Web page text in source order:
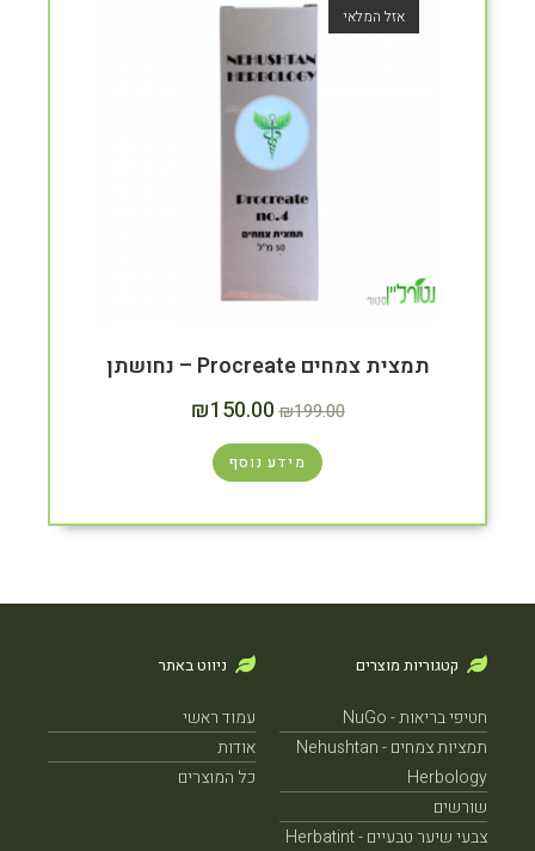
אזל המלאי
תמצית צמחים Procreate – נחושתן
₪199.00
₪150.00
מידע נוסף
קטגוריות מוצרים
חטיפי בריאות - NuGo
תמציות צמחים - Nehushtan
Herbology
שורשים
צבעי שיער טבעיים - Herbatint
ניווט באתר
עמוד ראשי
אודות
כל המוצרים